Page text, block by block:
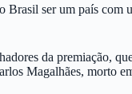
ser um país com
da premiação,
Magalhães, morto